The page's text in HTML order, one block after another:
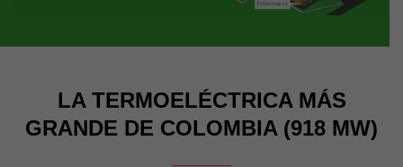
LA TERMOELÉCTRICA MÁS
GRANDE DE COLOMBIA (918 MW)